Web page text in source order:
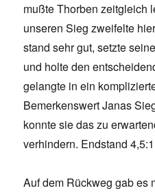
mußte Thorben zeitgleich
unseren Sieg zweifelte
stand sehr gut, setzte
und holte den
gelangte in ein
Bemerkenswert Janas
konnte sie das zu
verhindern. Endstand
Auf dem Rückweg gab es